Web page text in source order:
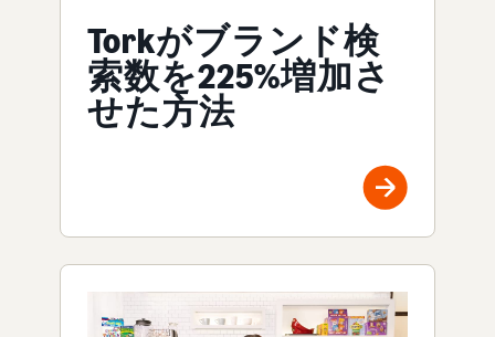
Torkがブランド検
索数を225%増加さ
せた方法